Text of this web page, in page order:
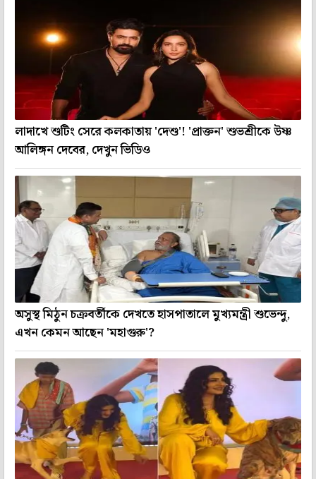
লাদাখে শুটিং সেরে কলকাতায় 'দেশু'! 'প্রাক্তন' শুভশ্রীকে উষ্ণ
আলিঙ্গন দেবের, দেখুন ভিডিও
অসুস্থ মিঠুন চক্রবর্তীকে দেখতে হাসপাতালে মুখ্যমন্ত্রী শুভেন্দু,
এখন কেমন আছেন 'মহাগুরু'?